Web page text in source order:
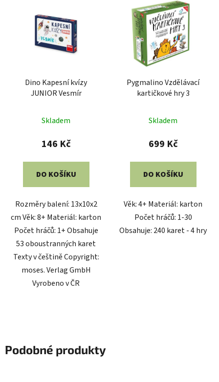
Dino Kapesní kvízy
JUNIOR Vesmír
Skladem
146 Kč
DO KOŠÍKU
Rozměry balení: 13x10x2
cm Věk: 8+ Materiál: karton
Počet hráčů: 1+ Obsahuje
53 oboustranných karet
Texty v češtině Copyright:
moses. Verlag GmbH
Vyrobeno v ČR
Pygmalino Vzdělávací
kartičkové hry 3
Skladem
699 Kč
DO KOŠÍKU
Věk: 4+ Materiál: karton
Počet hráčů: 1-30
Obsahuje: 240 karet - 4 hry
Podobné produkty